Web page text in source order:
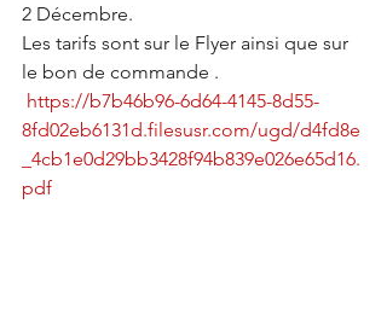
2 Décembre.
Les tarifs sont sur le Flyer ainsi que sur
le bon de commande .
https://b7b46b96-6d64-4145-8d55-
8fd02eb6131d.filesusr.com/ugd/d4fd8e
_4cb1e0d29bb3428f94b839e026e65d16.
pdf